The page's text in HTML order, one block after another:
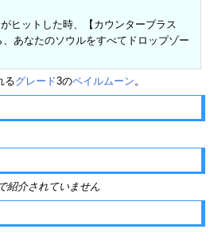
がヒットした時、【カウンターブラス
、あなたのソウルをすべてドロップゾー
るグレード3のペイルムーン。
紹介されていません